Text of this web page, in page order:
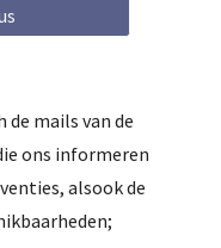
mails van de
ons informeren
alsook de